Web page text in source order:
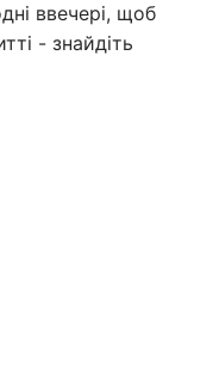
ввечері, щоб
- знайдіть